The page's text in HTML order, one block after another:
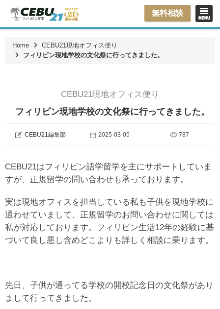
無料相談
Home
CEBU21現地オフィス便り
フィリピン現地学校の文化祭に行ってきました。
CEBU21現地オフィス便り
フィリピン現地学校の文化祭に行ってきました。
CEBU21編集部 2025-03-05 787
CEBU21はフィリピン語学留学を主にサポートしていま
すが、正規留学の問い合わせも承っております。
実は現地オフィスを担当している私も子供を現地学校に
通わせていまして、正規留学のお問い合わせに関しては
私が対応しております。フィリピン生活12年の経験に基
づいて良し悪し含めどこよりも詳しく相談に乗ります。
先日、子供が通ってる学校の開校記念日の文化祭があり
まして行ってきました。